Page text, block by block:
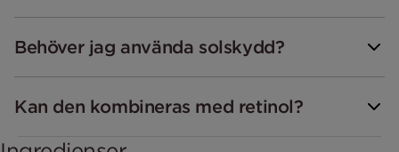
Behöver jag använda solskydd?
Kan den kombineras med retinol?